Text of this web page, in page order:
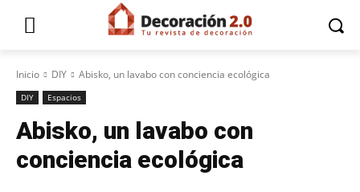
Inicio DIY Abisko, un lavabo con conciencia ecológica
DIY Espacios
Abisko, un lavabo con
conciencia ecológica